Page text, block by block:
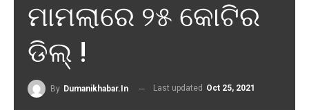
ମାମଲାରେ ୨୫ କୋଟିର
ଡିଲ୍ !
By Dumanikhabar.in Last updated Oct 25, 2021